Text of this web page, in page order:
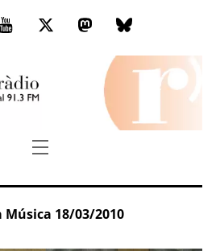
TwitterMastodonBluesky
Menu
Música 18/03/2010